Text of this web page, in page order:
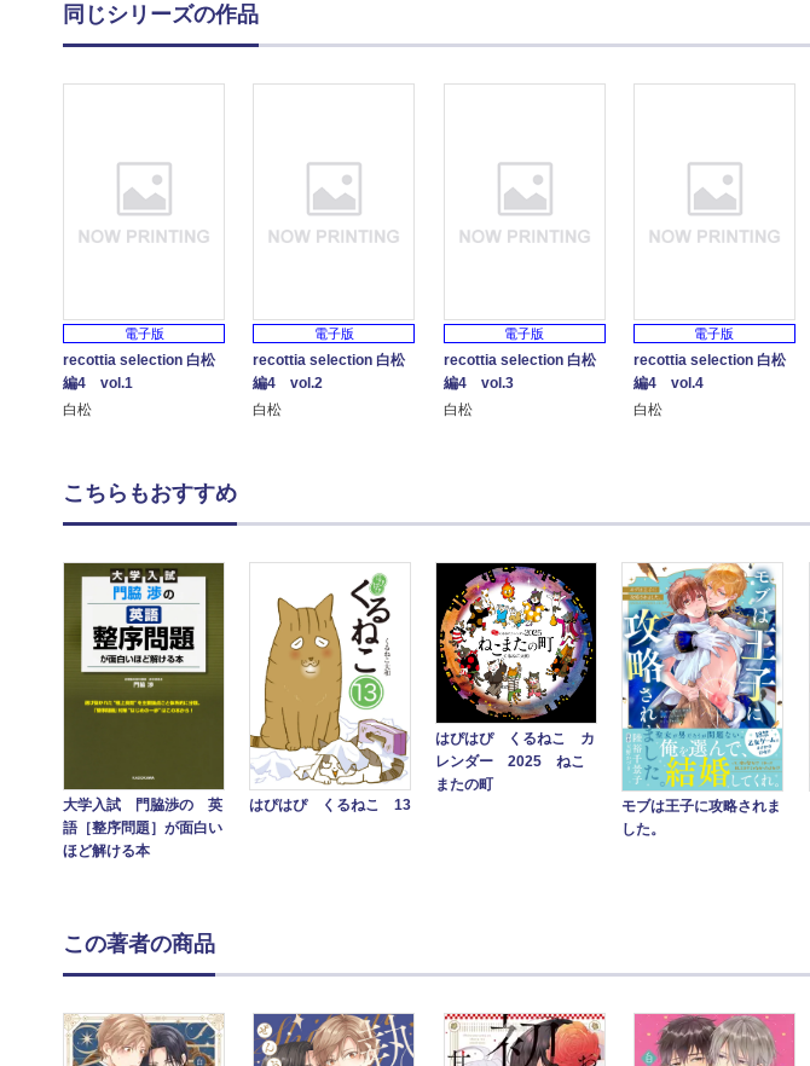
同じシリーズの作品
電子版
recottia selection 白松
編4 vol.1
白松
電子版
recottia selection 白松
編4 vol.2
白松
電子版
recottia selection 白松
編4 vol.3
白松
電子版
recottia selection 白松
編4 vol.4
白松
こちらもおすすめ
大学入試 門脇渉の 英
語［整序問題］が面白い
ほど解ける本
はぴはぴ くるねこ 13
はぴはぴ くるねこ カ
レンダー 2025 ねこ
またの町
モブは王子に攻略されま
した。
この著者の商品